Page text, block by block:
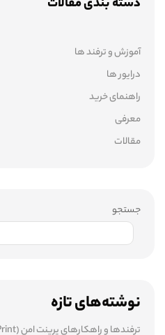
دسته بندی مقالات
آموزش و ترفند ها
درایور ها
راهنمای خرید
معرفی
مقالات
جستجو
نوشته‌های تازه